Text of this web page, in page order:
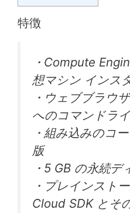
特徴
・Compute
想マシン インス
・ウェブブラウ
へのコマンドラ
・組み込みのコ
版
・5 GB の永続
・プレインスト
Cloud SDK とそ